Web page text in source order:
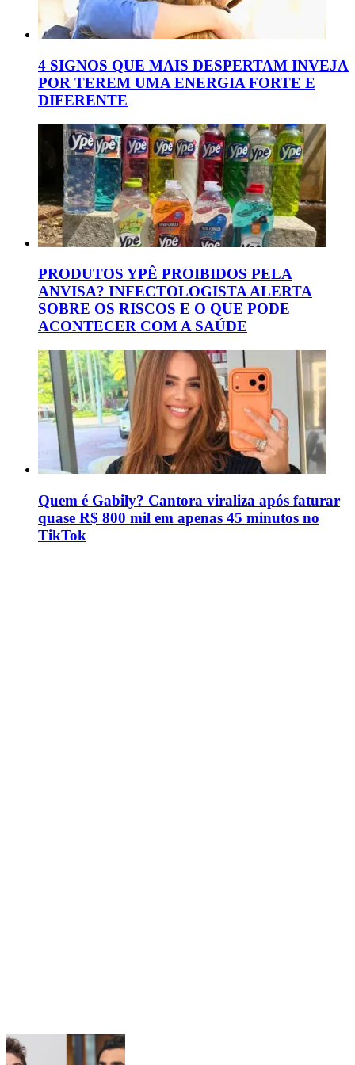
4 SIGNOS QUE MAIS DESPERTAM INVEJA
POR TEREM UMA ENERGIA FORTE E
DIFERENTE
PRODUTOS YPÊ PROIBIDOS PELA
ANVISA? INFECTOLOGISTA ALERTA
SOBRE OS RISCOS E O QUE PODE
ACONTECER COM A SAÚDE
Quem é Gabily? Cantora viraliza após faturar
quase R$ 800 mil em apenas 45 minutos no
TikTok